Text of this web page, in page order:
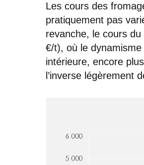
Les cours des
pratiquement pas
revanche, le cours
€/t), où le
intérieure, encore
l’inverse légèrement